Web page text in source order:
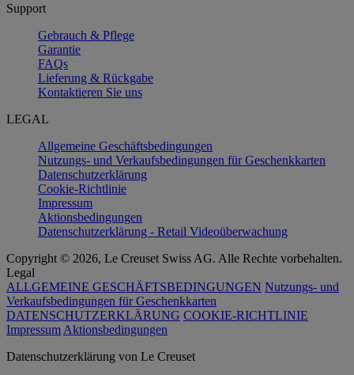
Support
Gebrauch & Pflege
Garantie
FAQs
Lieferung & Rückgabe
Kontaktieren Sie uns
LEGAL
Allgemeine Geschäftsbedingungen
Nutzungs- und Verkaufsbedingungen für Geschenkkarten
Datenschutzerklärung
Cookie-Richtlinie
Impressum
Aktionsbedingungen
Datenschutzerklärung - Retail Videoüberwachung
Copyright © 2026, Le Creuset Swiss AG. Alle Rechte vorbehalten.
Legal
ALLGEMEINE GESCHÄFTSBEDINGUNGEN Nutzungs- und
Verkaufsbedingungen für Geschenkkarten
DATENSCHUTZERKLÄRUNG COOKIE-RICHTLINIE
Impressum Aktionsbedingungen
Datenschutz­erklärung von Le Creuset